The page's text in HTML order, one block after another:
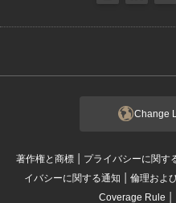
Change
著作権と商標 | プライバシーに関す
イバシーに関する通知 | 倫理およ
Coverage Rule |